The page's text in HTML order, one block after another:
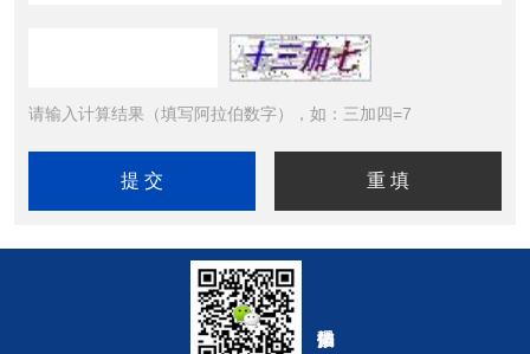
请输入计算结果（填写阿拉伯数字），如：三加四=7